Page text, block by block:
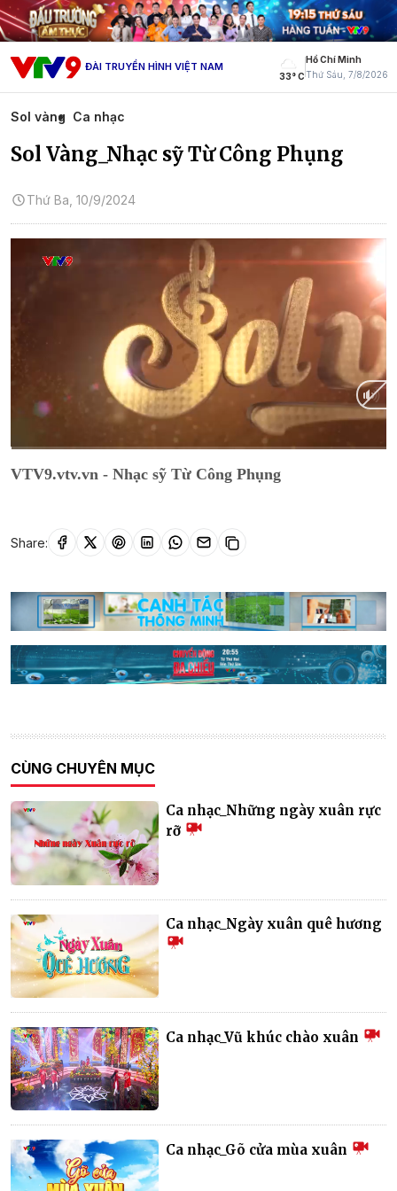
ĐÀI TRUYỀN HÌNH VIỆT NAM
33° C
Hồ Chí Minh
Thứ Sáu, 7/8/2026
Sol vàng Ca nhạc
Sol Vàng_Nhạc sỹ Từ Công Phụng
Thứ Ba, 10/9/2024
VTV9.vtv.vn - Nhạc sỹ Từ Công Phụng
Share:
CÙNG CHUYÊN MỤC
Ca nhạc_Những ngày xuân rực
rỡ
Ca nhạc_Ngày xuân quê hương
Ca nhạc_Vũ khúc chào xuân
Ca nhạc_Gõ cửa mùa xuân